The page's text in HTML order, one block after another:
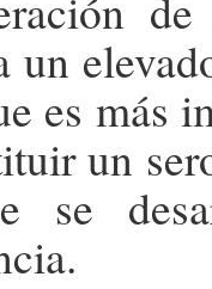
un
es más
un
se